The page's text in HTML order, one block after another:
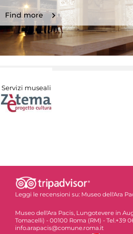
Find more
Servizi museali
Leggi le recensioni su: Museo dell'Ara
Museo dell'Ara Pacis, Lungotevere in
Tomacelli) - 00100 Roma (RM) - Tel.+39
info.arapacis@comune.roma.it